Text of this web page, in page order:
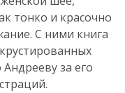
тонко и красочно
С ними книга
за его